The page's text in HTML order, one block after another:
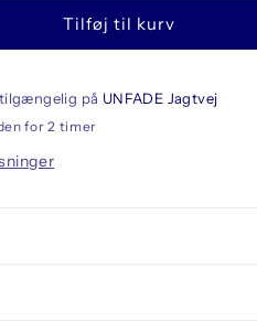
Tilføj til kurv
på UNFADE Jagtvej
for 2 timer